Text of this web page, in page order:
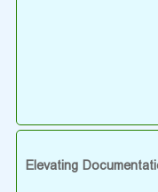
Elevating